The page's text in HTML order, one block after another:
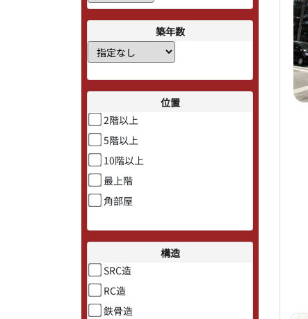
築年数
位置
2階以上
5階以上
10階以上
最上階
角部屋
構造
SRC造
RC造
鉄骨造